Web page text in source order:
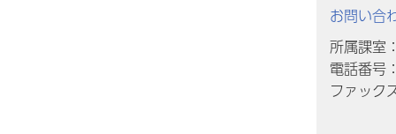
お問い合
所属課室
電話番
ファッ